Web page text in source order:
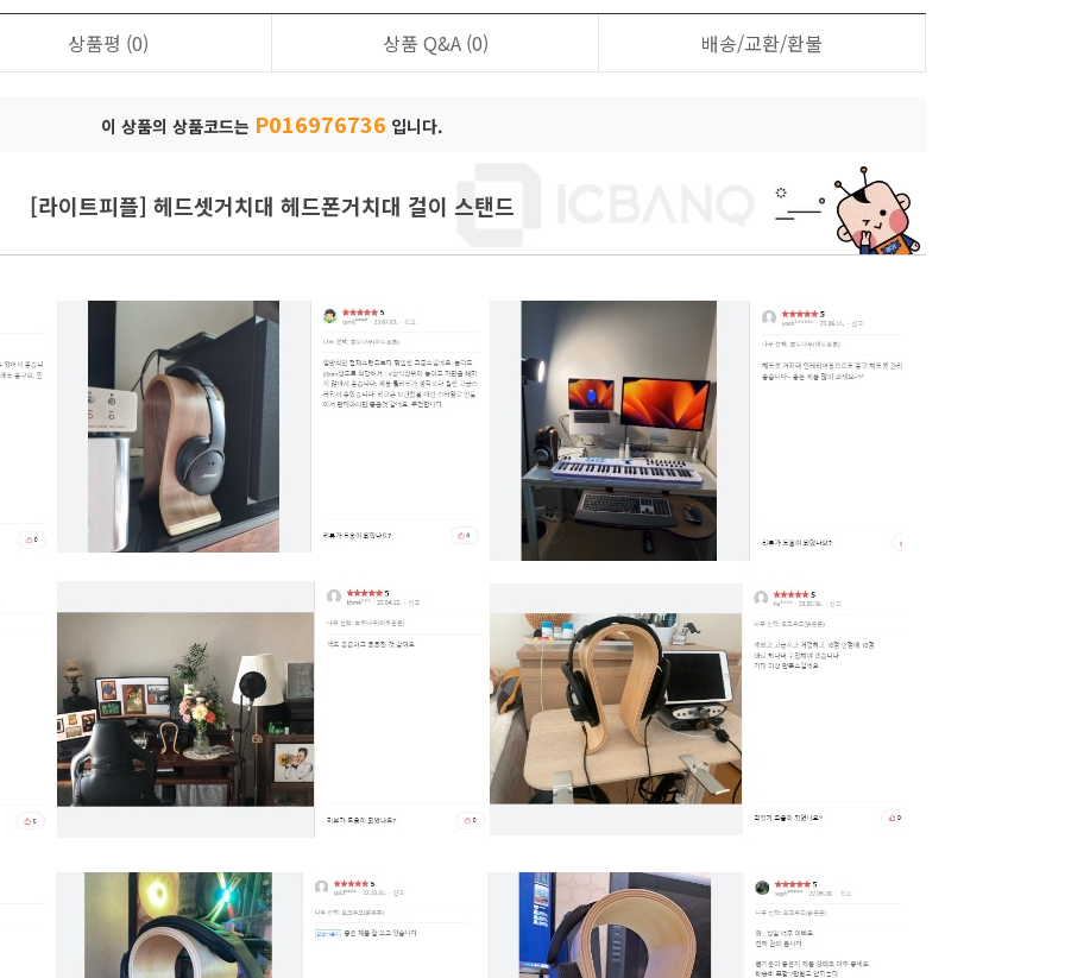
상품평 (0) 상품 Q&A (0) 배송/교환/환불
이 상품의 상품코드는 P016976736 입니다.
[라이트피플] 헤드셋거치대 헤드폰거치대 걸이 스탠드